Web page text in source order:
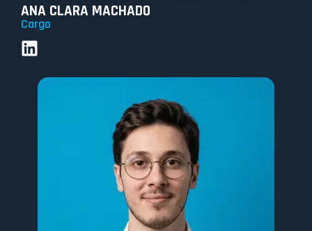
ANA CLARA MACHADO
Cargo